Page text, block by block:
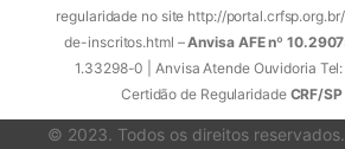
regularidade no site http://
de-inscritos.html –Anvisa AFE nº
1.33298-0 | Anvisa Atende Ouvidoria
Certidão de Regularidade CRF/
© 2023. Todos os direitos